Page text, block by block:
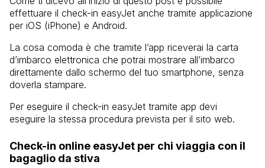
effettuare il check-in easyJet anche tramite applicazione
per iOS (iPhone) e Android.
La cosa comoda è che tramite l’app riceverai la carta
d’imbarco elettronica che potrai mostrare all’imbarco
direttamente dallo schermo del tuo smartphone, senza
doverla stampare.
Per eseguire il check-in easyJet tramite app devi
eseguire la stessa procedura prevista per il sito web.
Check-in online easyJet per chi viaggia con il
bagaglio da stiva